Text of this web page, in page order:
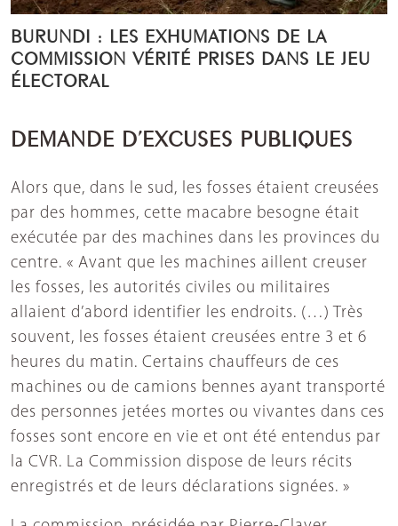
BURUNDI : LES EXHUMATIONS DE LA
COMMISSION VÉRITÉ PRISES DANS LE JEU
ÉLECTORAL
DEMANDE D’EXCUSES PUBLIQUES
Alors que, dans le sud, les fosses étaient creusées
par des hommes, cette macabre besogne était
exécutée par des machines dans les provinces du
centre. « Avant que les machines aillent creuser
les fosses, les autorités civiles ou militaires
allaient d’abord identifier les endroits. (…) Très
souvent, les fosses étaient creusées entre 3 et 6
heures du matin. Certains chauffeurs de ces
machines ou de camions bennes ayant transporté
des personnes jetées mortes ou vivantes dans ces
fosses sont encore en vie et ont été entendus par
la CVR. La Commission dispose de leurs récits
enregistrés et de leurs déclarations signées. »